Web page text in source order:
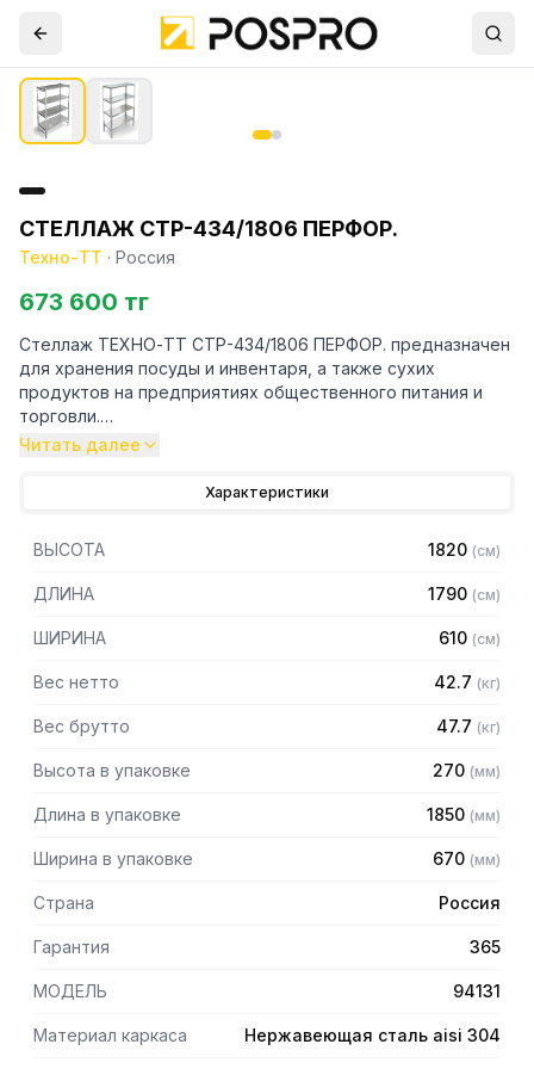
СТЕЛЛАЖ СТР-434/1806 ПЕРФОР.
Техно-ТТ · Россия
673 600 тг
Стеллаж ТЕХНО-ТТ СТР-434/1806 ПЕРФОР. предназначен
для хранения посуды и инвентаря, а также сухих
продуктов на предприятиях общественного питания и
торговли.
304 толщиной 1,2 мм
— Четыре перфорированные полки из нержавеющей
стали марки AISI 304 толщиной 0,8 мм
— Расстояние между полками регулируемое с шагом 120
— Регулируемые опоры
Читать далее
Характеристики
ВЫСОТА 1820 (см)
ДЛИНА 1790 (см)
ШИРИНА 610 (см)
Вес нетто 42.7 (кг)
Вес брутто 47.7 (кг)
Высота в упаковке 270 (мм)
Длина в упаковке 1850 (мм)
Ширина в упаковке 670 (мм)
Страна Россия
Гарантия 365
МОДЕЛЬ 94131
Материал каркаса Нержавеющая сталь aisi 304